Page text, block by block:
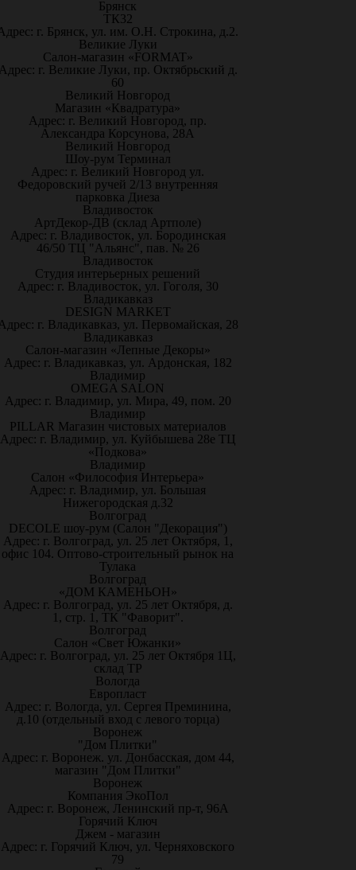
Брянск
ТК32
г. Брянск, ул. им. О.Н. Строкина, д.2.
Великие Луки
Салон-магазин «FORMAT»
г. Великие Луки, пр. Октябрьский д.
60
Великий Новгород
Магазин «Квадратура»
Адрес: г. Великий Новгород, пр.
Александра Корсунова, 28А
Великий Новгород
Шоу-рум Терминал
Адрес: г. Великий Новгород ул.
Федоровский ручей 2/13 внутренняя
парковка Диеза
Владивосток
АртДекор-ДВ (склад Артполе)
Адрес: г. Владивосток, ул. Бородинская
46/50 ТЦ "Альянс", пав. № 26
Владивосток
Студия интерьерных решений
Адрес: г. Владивосток, ул. Гоголя, 30
Владикавказ
DESIGN MARKET
г. Владикавказ, ул. Первомайская, 28
Владикавказ
Салон-магазин «Лепные Декоры»
Адрес: г. Владикавказ, ул. Ардонская, 182
Владимир
OMEGA SALON
Адрес: г. Владимир, ул. Мира, 49, пом. 20
Владимир
PILLAR Магазин чистовых материалов
Адрес: г. Владимир, ул. Куйбышева 28е ТЦ
«Подкова»
Владимир
Салон «Философия Интерьера»
Адрес: г. Владимир, ул. Большая
Нижегородская д.32
Волгоград
DECOLE шоу-рум (Салон "Декорация")
Адрес: г. Волгоград, ул. 25 лет Октября, 1,
офис 104. Оптово-строительный рынок на
Тулака
Волгоград
«ДОМ КАМЕНЬОН»
Адрес: г. Волгоград, ул. 25 лет Октября, д.
1, стр. 1, ТК "Фаворит".
Волгоград
Салон «Свет Южанки»
Адрес: г. Волгоград, ул. 25 лет Октября 1Ц,
склад ТР
Вологда
Европласт
Адрес: г. Вологда, ул. Сергея Преминина,
д.10 (отдельный вход с левого торца)
Воронеж
"Дом Плитки"
Адрес: г. Воронеж. ул. Донбасская, дом 44,
магазин "Дом Плитки"
Воронеж
Компания ЭкоПол
Адрес: г. Воронеж, Ленинский пр-т, 96А
Горячий Ключ
Джем - магазин
Адрес: г. Горячий Ключ, ул. Черняховского
79